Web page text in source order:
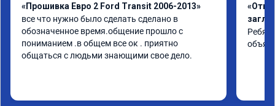
«Прошивка Евро 2 Ford Transit 2006-2013»
все что нужно было сделать сделано в
обозначенное время.общение прошло с
пониманием .в общем все ок . приятно
общаться с людьми знающими свое дело.